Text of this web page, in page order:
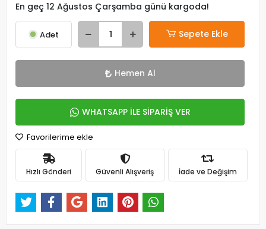
En geç 12 Ağustos Çarşamba günü kargoda!
Adet Sepete Ekle
Hemen Al
WHATSAPP İLE SİPARİŞ VER
Favorilerime ekle
Hızlı Gönderi Güvenli Alışveriş İade ve Değişim